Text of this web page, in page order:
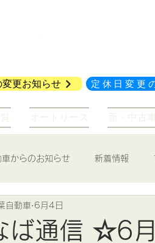
更お知らせ
定休日変更
オートリース 新・中古
車からのお知らせ 新着情報
ば通信 ☆6
自動車 6月4日